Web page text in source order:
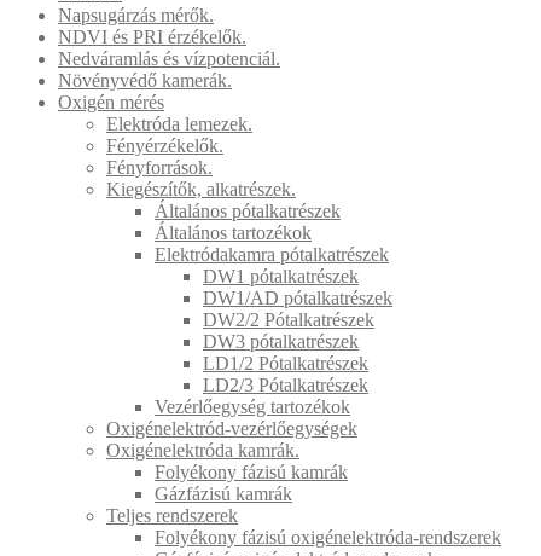
Napsugárzás mérők.
NDVI és PRI érzékelők.
Nedváramlás és vízpotenciál.
Növényvédő kamerák.
Oxigén mérés
Elektróda lemezek.
Fényérzékelők.
Fényforrások.
Kiegészítők, alkatrészek.
Általános pótalkatrészek
Általános tartozékok
Elektródakamra pótalkatrészek
DW1 pótalkatrészek
DW1/AD pótalkatrészek
DW2/2 Pótalkatrészek
DW3 pótalkatrészek
LD1/2 Pótalkatrészek
LD2/3 Pótalkatrészek
Vezérlőegység tartozékok
Oxigénelektród-vezérlőegységek
Oxigénelektróda kamrák.
Folyékony fázisú kamrák
Gázfázisú kamrák
Teljes rendszerek
Folyékony fázisú oxigénelektróda-rendszerek